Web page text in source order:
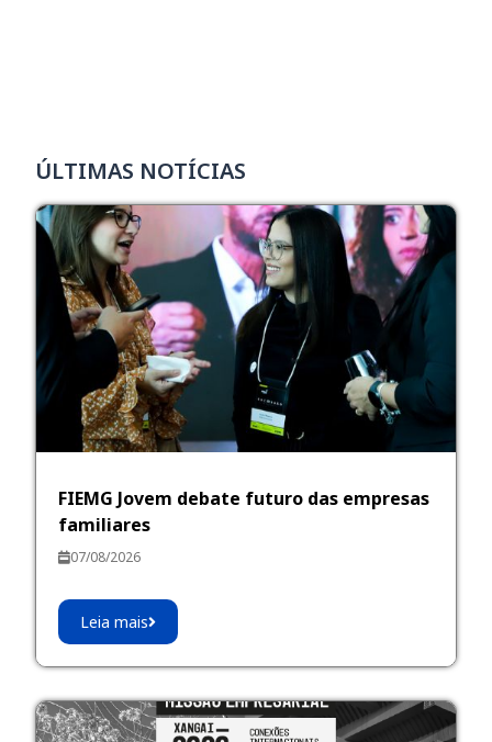
ÚLTIMAS NOTÍCIAS
FIEMG Jovem debate futuro das empresas
familiares
07/08/2026
Leia mais